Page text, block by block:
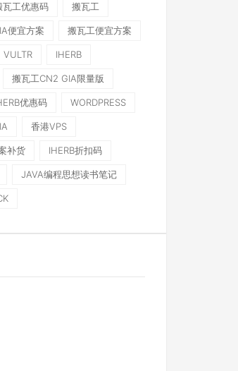
瓦工优惠码 搬瓦工
便宜方案 搬瓦工便宜方案
VULTR IHERB
搬瓦工CN2 GIA限量版
优惠码 WORDPRESS
香港VPS
补货 IHERB折扣码
JAVA编程思想读书笔记